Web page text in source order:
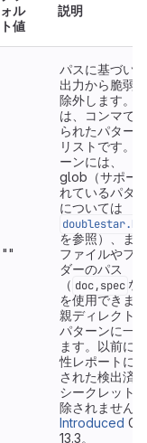
ォル
ト値
説明
""
パスに基づい
出力から脆弱
除外します。
は、コンマで
られたパター
リストです。
ーンには、
glob（サポー
れているパタ
については
を参照）、ま
ファイルやフ
ダーのパス
（ doc,spec な
を使用できま
親ディレクト
パターンに一
ます。以前に
性レポートに
された検出済
シークレット
除されません。
Introduced
13.3。